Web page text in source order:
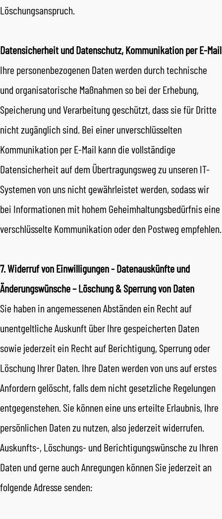
Löschungsanspruch.
Datensicherheit und Datenschutz, Kommunikation per E-Mail
Ihre personenbezogenen Daten werden durch technische
und organisatorische Maßnahmen so bei der Erhebung,
Speicherung und Verarbeitung geschützt, dass sie für Dritte
nicht zugänglich sind. Bei einer unverschlüsselten
Kommunikation per E-Mail kann die vollständige
Datensicherheit auf dem Übertragungsweg zu unseren IT-
Systemen von uns nicht gewährleistet werden, sodass wir
bei Informationen mit hohem Geheimhaltungsbedürfnis eine
verschlüsselte Kommunikation oder den Postweg empfehlen.
7. Widerruf von Einwilligungen - Datenauskünfte und
Änderungswünsche – Löschung & Sperrung von Daten
Sie haben in angemessenen Abständen ein Recht auf
unentgeltliche Auskunft über Ihre gespeicherten Daten
sowie jederzeit ein Recht auf Berichtigung, Sperrung oder
Löschung Ihrer Daten. Ihre Daten werden von uns auf erstes
Anfordern gelöscht, falls dem nicht gesetzliche Regelungen
entgegenstehen. Sie können eine uns erteilte Erlaubnis, Ihre
persönlichen Daten zu nutzen, also jederzeit widerrufen.
Auskunfts-, Löschungs- und Berichtigungswünsche zu Ihren
Daten und gerne auch Anregungen können Sie jederzeit an
folgende Adresse senden: